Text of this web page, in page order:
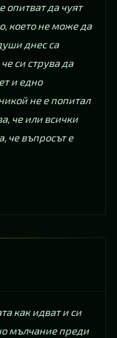
опитват да чуят
което не може да
днес са
си струва да
и едно
не е попитал
че или всички
че въпросът е
как идват и си
мълчание преди